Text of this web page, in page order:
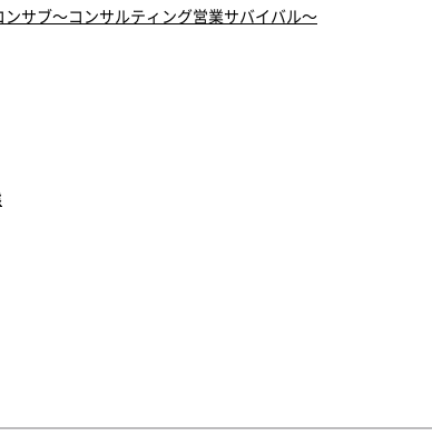
サブ～コンサルティング営業サバイバル～